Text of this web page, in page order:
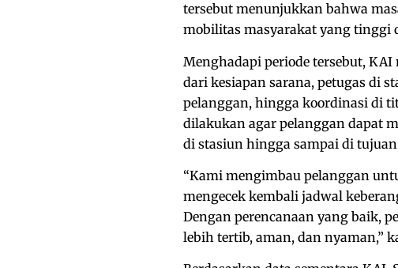
tersebut menunjukkan bahwa
mobilitas masyarakat yang tinggi
Menghadapi periode tersebut,
dari kesiapan sarana, petugas di
pelanggan, hingga koordinasi di
dilakukan agar pelanggan dapat
di stasiun hingga sampai di
“Kami mengimbau pelanggan
mengecek kembali jadwal
Dengan perencanaan yang baik,
lebih tertib, aman, dan nyaman,”